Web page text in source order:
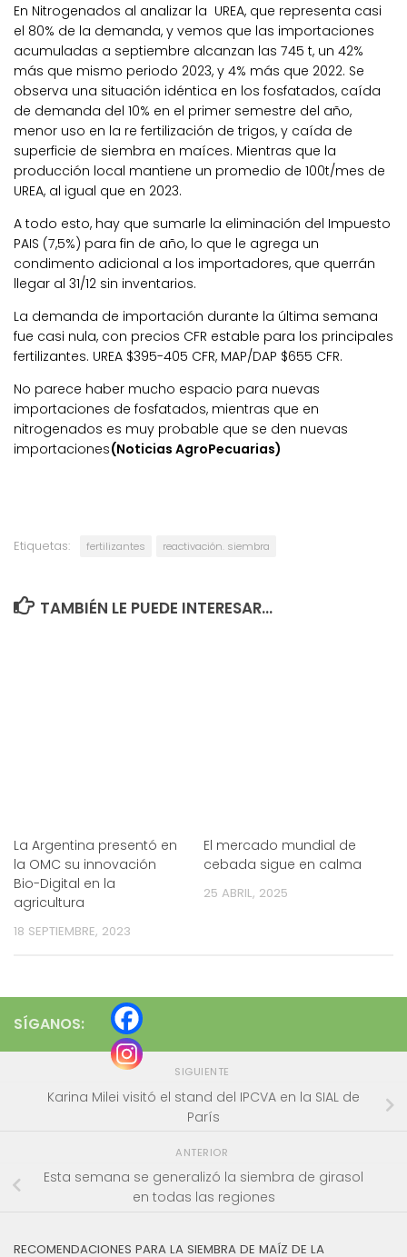
En Nitrogenados al analizar la UREA, que representa casi
el 80% de la demanda, y vemos que las importaciones
acumuladas a septiembre alcanzan las 745 t, un 42%
más que mismo periodo 2023, y 4% más que 2022. Se
observa una situación idéntica en los fosfatados, caída
de demanda del 10% en el primer semestre del año,
menor uso en la re fertilización de trigos, y caída de
superficie de siembra en maíces. Mientras que la
producción local mantiene un promedio de 100t/mes de
UREA, al igual que en 2023.
A todo esto, hay que sumarle la eliminación del Impuesto
PAIS (7,5%) para fin de año, lo que le agrega un
condimento adicional a los importadores, que querrán
llegar al 31/12 sin inventarios.
La demanda de importación durante la última semana
fue casi nula, con precios CFR estable para los principales
fertilizantes. UREA $395-405 CFR, MAP/DAP $655 CFR.
No parece haber mucho espacio para nuevas
importaciones de fosfatados, mientras que en
nitrogenados es muy probable que se den nuevas
importaciones(Noticias AgroPecuarias)
Etiquetas: fertilizantes reactivación. siembra
TAMBIÉN LE PUEDE INTERESAR...
La Argentina presentó en
la OMC su innovación
Bio-Digital en la
agricultura
18 SEPTIEMBRE, 2023
El mercado mundial de
cebada sigue en calma
25 ABRIL, 2025
SÍGANOS:
SIGUIENTE
Karina Milei visitó el stand del IPCVA en la SIAL de
París
ANTERIOR
Esta semana se generalizó la siembra de girasol
en todas las regiones
RECOMENDACIONES PARA LA SIEMBRA DE MAÍZ DE LA